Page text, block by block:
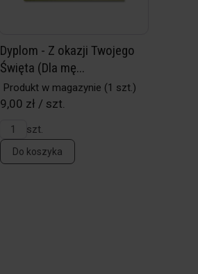
Dyplom - Z okazji Twojego
Święta (Dla mę...
Produkt w magazynie (1 szt.)
9,00 zł / szt.
szt.
Do koszyka